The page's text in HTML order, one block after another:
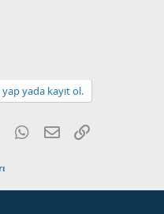
yada kayıt ol.
Tumblr WhatsApp
E-posta